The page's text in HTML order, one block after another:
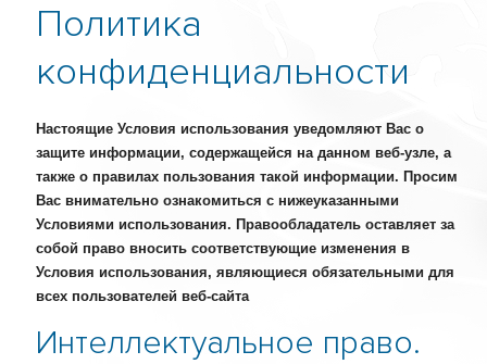
Политика
конфиденциальности
Настоящие Условия использования уведомляют Вас о
защите информации, содержащейся на данном веб-узле, а
также о правилах пользования такой информации. Просим
Вас внимательно ознакомиться с нижеуказанными
Условиями использования. Правообладатель оставляет за
собой право вносить соответствующие изменения в
Условия использования, являющиеся обязательными для
всех пользователей веб-сайта
Интеллектуальное право.